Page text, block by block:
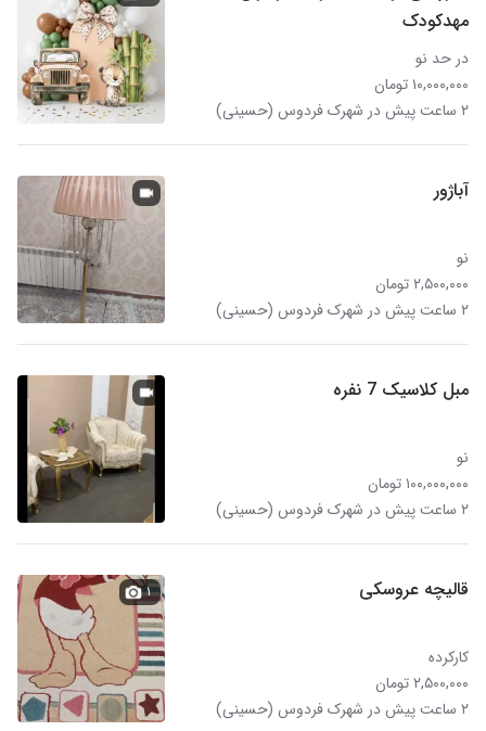
مهدکودک
در حد نو
۱۰,۰۰۰,۰۰۰ تومان
۲ ساعت پیش در شهرک فردوس (حسینی)
آباژور
نو
۲,۵۰۰,۰۰۰ تومان
۲ ساعت پیش در شهرک فردوس (حسینی)
مبل کلاسیک 7 نفره
نو
۱۰۰,۰۰۰,۰۰۰ تومان
۲ ساعت پیش در شهرک فردوس (حسینی)
قالیچه عروسکی
کارکرده
۲,۵۰۰,۰۰۰ تومان
۲ ساعت پیش در شهرک فردوس (حسینی)
۱